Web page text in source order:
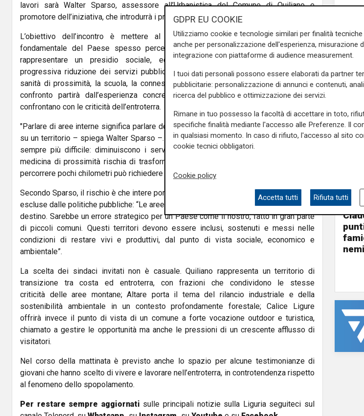
lavori sarà Walter Sparso, assessore all’Urbanistica del Comune di Quiliano e
promotore dell’iniziativa, che introdurrà i principali temi della giornata.
L’obiettivo dell’incontro è mettere al centro del dibattito politico una parte
fondamentale del Paese spesso percepita come marginale, ma che continua a
rappresentare un presidio sociale, economico e ambientale decisivo. Dalla
progressiva riduzione dei servizi pubblici ai problemi di mobilità, passando per la
sanità di prossimità, la scuola, la connessione digitale e le opportunità di lavoro, il
confronto partirà dall’esperienza concreta di amministratori che ogni giorno si
confrontano con le criticità dell’entroterra.
"Parlare di aree interne significa parlare della possibilità di vivere, lavorare e produrre
su un territorio – spiega Walter Sparso –. Oggi vivere in questi luoghi sta diventando
sempre più difficile: diminuiscono i servizi, il trasporto pubblico viene tagliato, la
medicina di prossimità rischia di trasformarsi in medicina della lontananza e anche
percorrere pochi chilometri può richiedere tempi enormi”.
Secondo Sparso, il rischio è che intere porzioni del Paese vengano progressivamente
escluse dalle politiche pubbliche: “Le aree interne non possono essere lasciate al loro
destino. Sarebbe un errore strategico per un Paese come il nostro, fatto in gran parte
di piccoli comuni. Questi territori devono essere inclusi, sostenuti e messi nelle
condizioni di restare vivi e produttivi, dal punto di vista sociale, economico e
ambientale”.
La scelta dei sindaci invitati non è casuale. Quiliano rappresenta un territorio di
transizione tra costa ed entroterra, con frazioni che condividono le stesse
criticità delle aree montane; Altare porta il tema del rilancio industriale e della
sostenibilità ambientale in un contesto profondamente forestale; Calice Ligure
offrirà invece il punto di vista di un comune a forte vocazione outdoor e turistica,
chiamato a gestire le opportunità ma anche le pressioni di un crescente afflusso di
visitatori.
Nel corso della mattinata è previsto anche lo spazio per alcune testimonianze di
giovani che hanno scelto di vivere e lavorare nell’entroterra, in controtendenza rispetto
al fenomeno dello spopolamento.
Per restare sempre aggiornati sulle principali notizie sulla Liguria seguiteci sul
GDPR EU COOKIE
Utilizziamo cookie e tecnologie similari per finalità
anche per personalizzazione dell'esperienza, misurazione
integrazione con piattaforme di audience measurement.
I tuoi dati personali possono essere elaborati da partner
pubblicitarie: personalizzazione di annunci e contenuti,
ricerca del pubblico e ottimizzazione dei servizi.
Rimane in tuo possesso la facoltà di accettare in toto,
specifiche finalità mediante l'accesso alle Preferenze. Il
in qualsiasi momento. In caso di rifiuto, l'accesso al sito
cookie tecnici obbligatori.
Cookie policy
Accetta tutti Rifiuta tutti